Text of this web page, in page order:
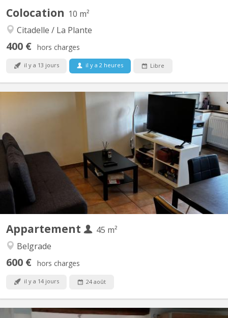
Colocation 10 m²
Citadelle / La Plante
400 € hors charges
il y a 13 jours il y a 2 heures Libre
Appartement
45 m²
Belgrade
600 € hors charges
il y a 14 jours 24 août
KN 5877
Bonjour, Je propose mon appartement à Namur en sous-
location du 1er septembre au 1er février. Parfait si tu es en stage
à Namur ou que tu viens en Erasmus pendant le premier
semestre ! Disponibilité : Du 1er septembre au 1er février → 5
mois (dates flexibles). Description de l'appartement...